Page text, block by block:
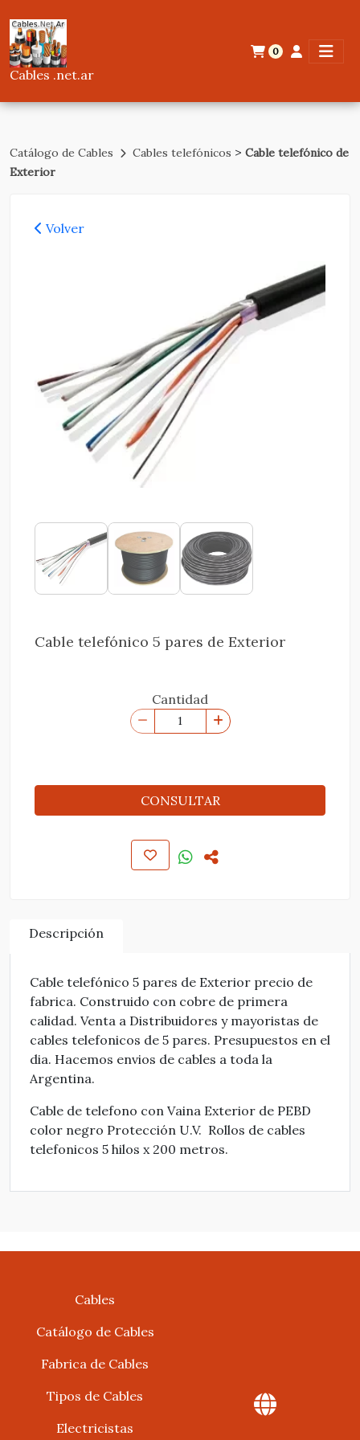
Cables .net.ar
0
Catálogo de Cables Cables telefónicos > Cable telefónico de
Exterior
Volver
Cable telefónico 5 pares de Exterior
Cantidad
CONSULTAR
Descripción
Cable telefónico 5 pares de Exterior precio de
fabrica. Construido con cobre de primera
calidad. Venta a Distribuidores y mayoristas de
cables telefonicos de 5 pares. Presupuestos en el
dia. Hacemos envios de cables a toda la
Argentina.
Cable de telefono con Vaina Exterior de PEBD
color negro Protección U.V. Rollos de cables
telefonicos 5 hilos x 200 metros.
Cables
Catálogo de Cables
Fabrica de Cables
Tipos de Cables
Electricistas